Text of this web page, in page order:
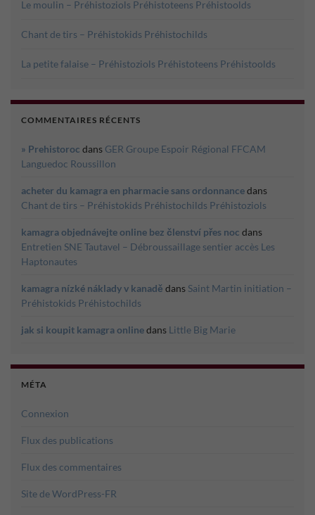
Le moulin – Préhistoziols Préhistoteens Préhistoolds
Chant de tirs – Préhistokids Préhistochilds
La petite falaise – Préhistoziols Préhistoteens Préhistoolds
COMMENTAIRES RÉCENTS
» Prehistoroc dans GER Groupe Espoir Régional FFCAM
Languedoc Roussillon
acheter du kamagra en pharmacie sans ordonnancedans
Chant de tirs – Préhistokids Préhistochilds Préhistoziols
kamagra objednávejte online bez členství přes noc dans
Entretien SNE Tautavel – Débroussaillage sentier accès Les
Haptonautes
kamagra nízké náklady v kanadě dans Saint Martin initiation –
Préhistokids Préhistochilds
jak si koupit kamagra onlinedans Little Big Marie
MÉTA
Connexion
Flux des publications
Flux des commentaires
Site de WordPress-FR